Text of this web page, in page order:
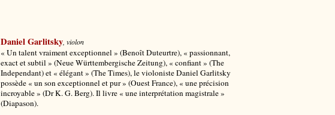
Daniel Garlitsky , violon
« Un talent vraiment exceptionnel » (Benoît Duteurtre), « passionnant,
exact et subtil » (Neue Württembergische Zeitung), « confiant » (The
Independant) et « élégant » (The Times), le violoniste Daniel Garlitsky
possède « un son exceptionnel et pur » (Ouest France), « une précision
incroyable » (Dr K. G. Berg). Il livre « une interprétation magistrale »
(Diapason).